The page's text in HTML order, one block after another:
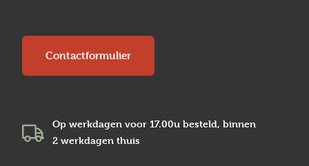
Contactformulier
Op werkdagen voor 17.00u besteld, binnen
2 werkdagen thuis